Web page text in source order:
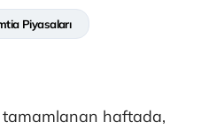
Piyasaları
haftada,